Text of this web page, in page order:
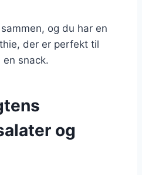
og du har en
der er perfekt til
en snack.
og